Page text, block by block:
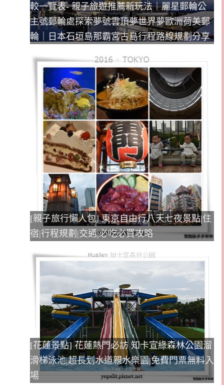
較一覽表- 親子旅遊推薦新玩法｜麗星郵輪公
主號郵輪處探索夢號雲頂夢世界夢歐洲荷美郵
輪｜日本石垣島那霸宮古島行程路線規劃分享
[親子旅行懶人包] 東京自由行八天七夜景點|住
宿|行程規劃|交通|必吃必買攻略
[花蓮景點] 花蓮熱門必訪 知卡宣綠森林公園溜
滑梯泳池|超長划水道親水樂園|免費門票無料入
場